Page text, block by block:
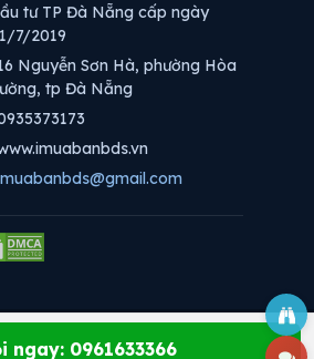
ngay: 0961633366
tư TP Đà Nẵng cấp ngày
7/2019
Nguyễn Sơn Hà, phường Hòa
tp Đà Nẵng